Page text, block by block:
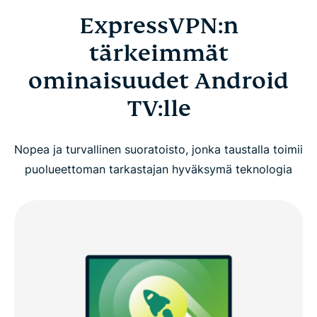
ExpressVPN:n
tärkeimmät
ominaisuudet Android
TV:lle
Nopea ja turvallinen suoratoisto, jonka taustalla toimii
puolueettoman tarkastajan hyväksymä teknologia